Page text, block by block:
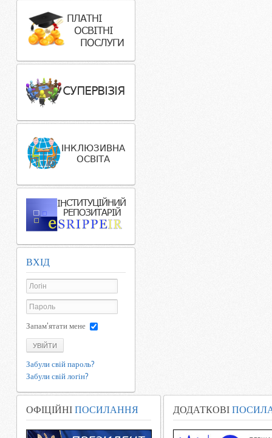
ВХІД
Запам'ятати мене
УВІЙТИ
Забули свій пароль?
Забули свій логін?
ОФІЦІЙНІ ПОСИЛАННЯ ДОДАТКОВІ